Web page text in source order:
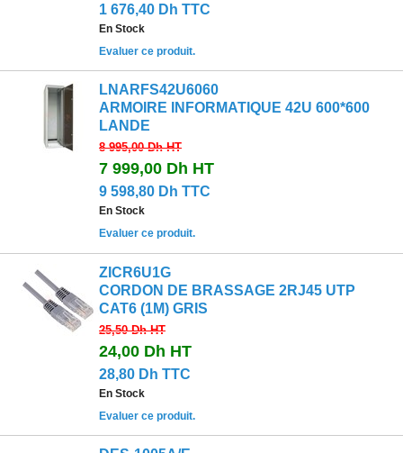
1 676,40 Dh TTC
En Stock
Evaluer ce produit.
LNARFS42U6060
ARMOIRE INFORMATIQUE 42U 600*600
LANDE
8 995,00 DhHT
7 999,00 Dh HT
9 598,80 Dh TTC
En Stock
Evaluer ce produit.
ZICR6U1G
CORDON DE BRASSAGE 2RJ45 UTP
CAT6 (1M) GRIS
25,50 DhHT
24,00 Dh HT
28,80 Dh TTC
En Stock
Evaluer ce produit.